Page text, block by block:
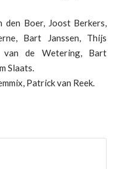
den Boer, Joost Berkers,
Bart Janssen, Thijs
van de Wetering, Bart
Slaats.
Patrick van Reek.